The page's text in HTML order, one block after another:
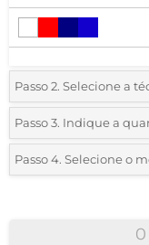
Passo 2. Selecione a
*Selecione o tipo de
1 Cor (Num lado)
Passo 3. Indique a
*Quantidade mínima:15
Passo 4. Selecione o